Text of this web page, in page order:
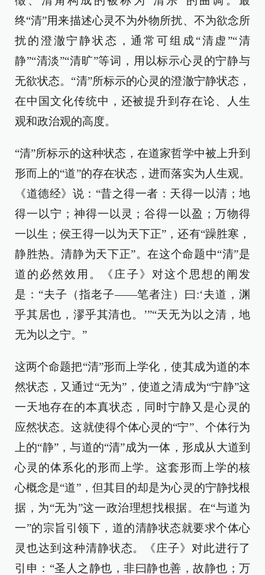
终“清”用来描述心灵不为外物所扰、不为欲念所
扰的澄澈宁静状态，通常可组成“清虚”“清
静”“清淡”“清旷”等词，用以标示心灵的宁静与
无欲状态。“清”所标示的心灵的澄澈宁静状态，
在中国文化传统中，还被提升到存在论、人生
观和政治观的高度。
“清”所标示的这种状态，在道家哲学中被上升到
形而上的“道”的存在状态，进而落实为人生观。
《道德经》说：“昔之得一者：天得一以清；地
得一以宁；神得一以灵；谷得一以盈；万物得
一以生；侯王得一以为天下正”，还有“躁胜寒，
静胜热。清静为天下正”。在这个命题中“清”是
道的必然效用。《庄子》对这个思想的阐发
是：“夫子（指老子——笔者注）曰:‘夫道，渊
乎其居也，漻乎其清也。’”“天无为以之清，地
无为以之宁。”
这两个命题把“清”形而上学化，使其成为道的本
然状态，又通过“无为”，使道之清成为“宁静”这
一天地存在的本真状态，同时宁静又是心灵的
应然状态。这就使得个体心灵的“宁”、个体行为
上的“静”，与道的“清”成为一体，形成从大道到
心灵的体系化的形而上学。这套形而上学的核
心概念是“道”，但其目的却是为心灵的宁静找根
据，为“无为”这一政治理想找根据。在“与道为
一”的宗旨引领下，道的清静状态就要求个体心
灵也达到这种清静状态。《庄子》对此进行了
引申：“圣人之静也，非曰静也善，故静也；万